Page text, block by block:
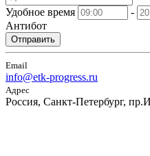
Удобное время
-
Антибот
Отправить
Email
info@etk-progress.ru
Адрес
Россия, Санкт-Петербург,